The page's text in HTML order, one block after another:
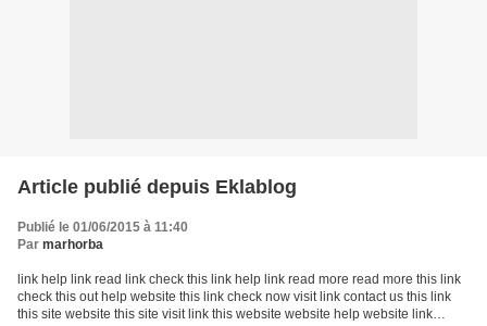
Article publié depuis Eklablog
Publié le 01/06/2015 à 11:40
Par marhorba
link help link read link check this link help link read more read more this link
check this out help website this link check now visit link contact us this link
this site website this site visit link this website website help website link